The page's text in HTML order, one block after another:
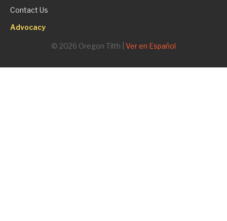
Contact Us
Advocacy
© 2026 Oregon Tilth | Ver en Español